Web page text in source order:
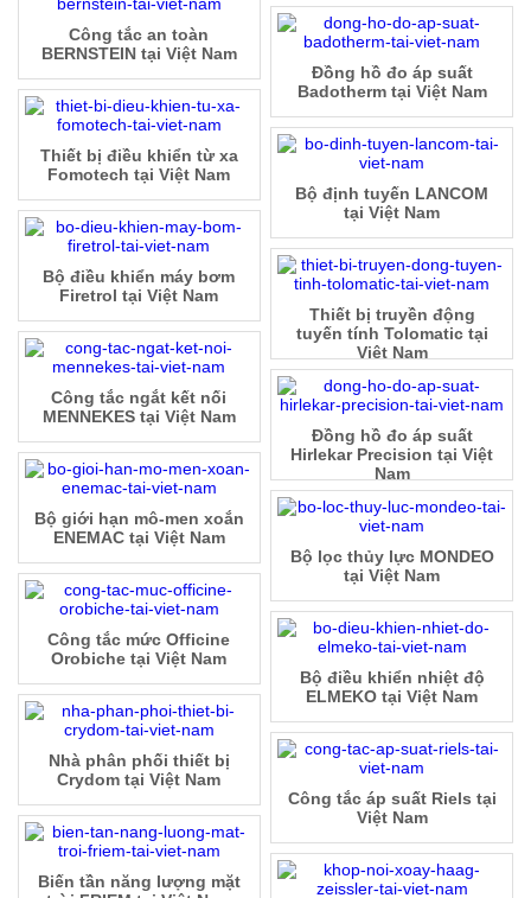
Công tắc an toàn
BERNSTEIN tại Việt Nam
Đồng hồ đo áp suất
Badotherm tại Việt Nam
Thiết bị điều khiển từ xa
Fomotech tại Việt Nam
Bộ định tuyến LANCOM
tại Việt Nam
Bộ điều khiển máy bơm
Firetrol tại Việt Nam
Thiết bị truyền động
tuyến tính Tolomatic tại
Việt Nam
Công tắc ngắt kết nối
MENNEKES tại Việt Nam
Đồng hồ đo áp suất
Hirlekar Precision tại Việt
Nam
Bộ giới hạn mô-men xoắn
ENEMAC tại Việt Nam
Bộ lọc thủy lực MONDEO
tại Việt Nam
Công tắc mức Officine
Orobiche tại Việt Nam
Bộ điều khiển nhiệt độ
ELMEKO tại Việt Nam
Nhà phân phối thiết bị
Crydom tại Việt Nam
Công tắc áp suất Riels tại
Việt Nam
Biến tần năng lượng mặt